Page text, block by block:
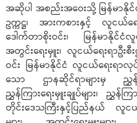
အဆိုပါ အစည်းအဝေးသို့ မြန်မာ
ဥက္ကဋ္ဌ၊ အားကစားနှင့် လူငယ်ရ
ဒေါက်တာစိုးဝင်း၊ မြန်မာနို
အတွင်းရေးမှူး၊ လူငယ်ရေးရာဦးစီ
ဝင်း မြန်မာနိုင်ငံ လူငယ်ရေးရာလု
သော ဌာနဆိုင်ရာများမှ ညွှန်က
ညွှန်ကြားရေးမှူးချုပ်များ၊ ညွှန်က
တိုင်းဒေသကြီးနှင့်ပြည်နယ် လူင